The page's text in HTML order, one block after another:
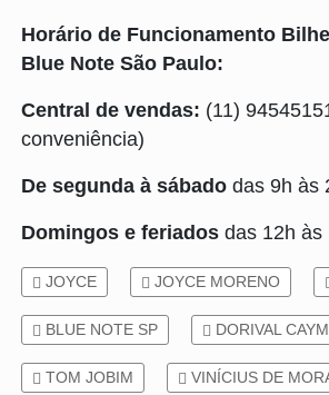
Horário de Funcionamento
Blue Note São Paulo:
Central de vendas: (11)
conveniência)
De segunda à sábado das 9h
Domingos e feriados das 12h às
JOYCE JOYCE MORENO
BLUE NOTE SP DORIVAL
TOM JOBIM VINÍCIUS DE